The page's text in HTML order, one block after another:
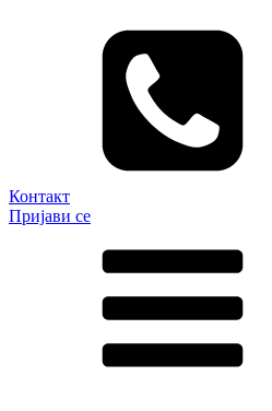
Контакт
Пријави се